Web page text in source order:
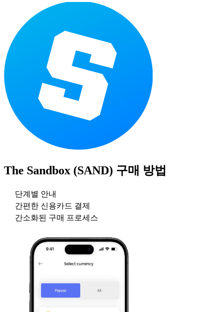
The Sandbox (SAND) 구매 방법
단계별 안내
간편한 신용카드 결제
간소화된 구매 프로세스